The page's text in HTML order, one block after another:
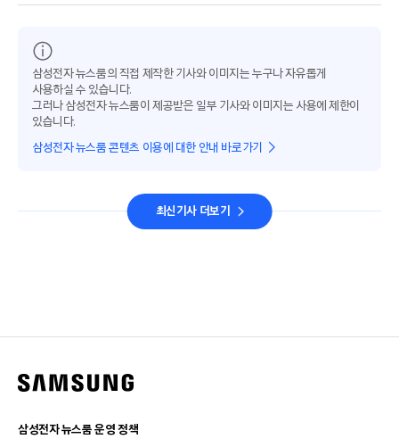
삼성전자 뉴스룸의 직접 제작한 기사와 이미지는 누구나 자유롭게
사용하실 수 있습니다.
그러나 삼성전자 뉴스룸이 제공받은 일부 기사와 이미지는 사용에 제한이
있습니다.
삼성전자 뉴스룸 콘텐츠 이용에 대한 안내 바로가기
최신기사 더보기
삼성전자 뉴스룸 운영 정책